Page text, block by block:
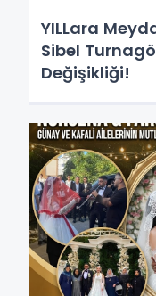
YILLara
Sibel
Değişikliği!